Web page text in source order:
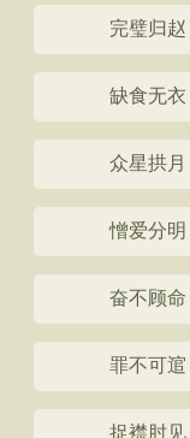
完璧归赵
缺食无衣
众星拱月
憎爱分明
奋不顾命
罪不可逭
捉襟肘见